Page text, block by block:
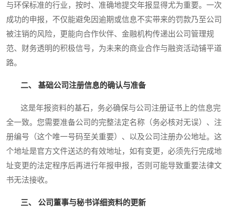
与环保标准的行业，按时、准确地提交年报显得尤为重要。一次
成功的申报，不仅能避免因逾期或信息不实带来的罚款乃至公司
被注销的风险，更能向合作伙伴、金融机构传递出公司管理规
范、财务透明的积极信号，为未来的商业合作与融资活动铺平道
路。
二、 基础公司注册信息的确认与准备
这是年报资料的基石，务必确保与公司注册证书上的信息完
全一致。您需要准备公司的完整法定名称（务必核对无误）、注
册编号（这个唯一号码至关重要）、以及公司注册办公地址。这
个地址是官方文件送达的有效地址，如有变更，必须先行完成地
址变更的法定程序后再进行年报申报，否则可能导致重要法律文
书无法接收。
三、 公司董事与秘书详细资料的更新